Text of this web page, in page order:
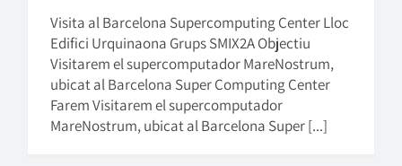
Visita al Barcelona Supercomputing Center Lloc
Edifici Urquinaona Grups SMIX2A Objectiu
Visitarem el supercomputador MareNostrum,
ubicat al Barcelona Super Computing Center
Farem Visitarem el supercomputador
MareNostrum, ubicat al Barcelona Super [...]